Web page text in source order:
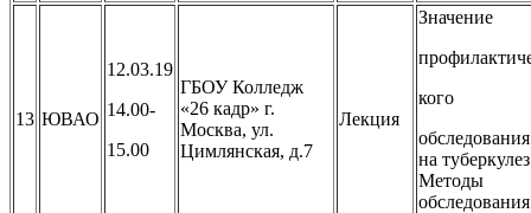
13 ЮВАО
12.03.19
14.00-
15.00
ГБОУ Колледж
«26 кадр» г.
Москва, ул.
Цимлянская, д.7
Лекция
Значение
кого
обследования
на
Методы
обследования